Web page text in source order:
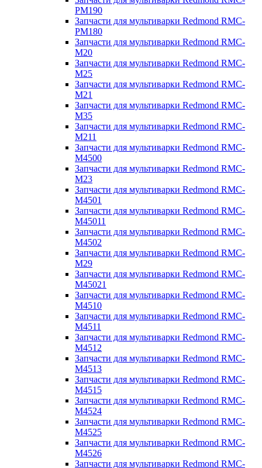
PM190
Запчасти для мультиварки Redmond RMC-
PM180
Запчасти для мультиварки Redmond RMC-
M20
Запчасти для мультиварки Redmond RMC-
M25
Запчасти для мультиварки Redmond RMC-
M21
Запчасти для мультиварки Redmond RMC-
M35
Запчасти для мультиварки Redmond RMC-
M211
Запчасти для мультиварки Redmond RMC-
M4500
Запчасти для мультиварки Redmond RMC-
M23
Запчасти для мультиварки Redmond RMC-
M4501
Запчасти для мультиварки Redmond RMC-
M45011
Запчасти для мультиварки Redmond RMC-
M4502
Запчасти для мультиварки Redmond RMC-
M29
Запчасти для мультиварки Redmond RMC-
M45021
Запчасти для мультиварки Redmond RMC-
M4510
Запчасти для мультиварки Redmond RMC-
M4511
Запчасти для мультиварки Redmond RMC-
M4512
Запчасти для мультиварки Redmond RMC-
M4513
Запчасти для мультиварки Redmond RMC-
M4515
Запчасти для мультиварки Redmond RMC-
M4524
Запчасти для мультиварки Redmond RMC-
M4525
Запчасти для мультиварки Redmond RMC-
M4526
Запчасти для мультиварки Redmond RMC-